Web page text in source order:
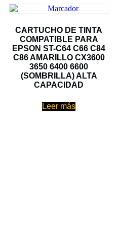
CARTUCHO DE TINTA
COMPATIBLE PARA
EPSON ST-C64 C66 C84
C86 AMARILLO CX3600
3650 6400 6600
(SOMBRILLA) ALTA
CAPACIDAD
Leer más